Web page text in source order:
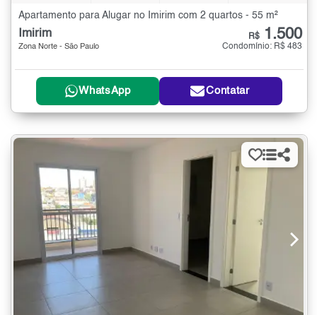
Apartamento para Alugar no Imirim com 2 quartos - 55 m²
Imirim
Zona Norte - São Paulo
R$ 1.500
Condomínio: R$ 483
WhatsApp Contatar